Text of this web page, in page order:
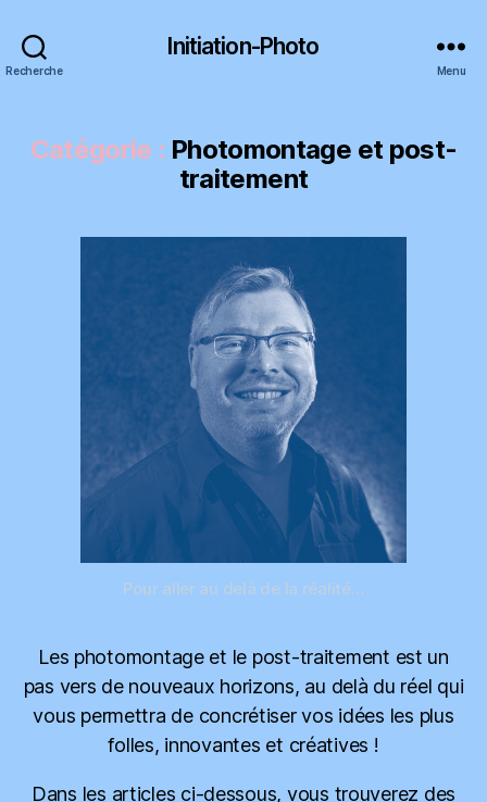
Recherche
Initiation-Photo
Menu
Catégorie : Photomontage et post-
traitement
Pour aller au delà de la réalité…
Les photomontage et le post-traitement est un
pas vers de nouveaux horizons, au delà du réel qui
vous permettra de concrétiser vos idées les plus
folles, innovantes et créatives !
Dans les articles ci-dessous, vous trouverez des